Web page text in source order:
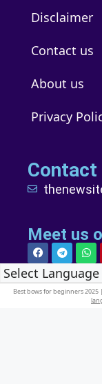
Disclaimer
Contact us
About us
Privacy
Contact
Meet us
Best bows for beginners 2025